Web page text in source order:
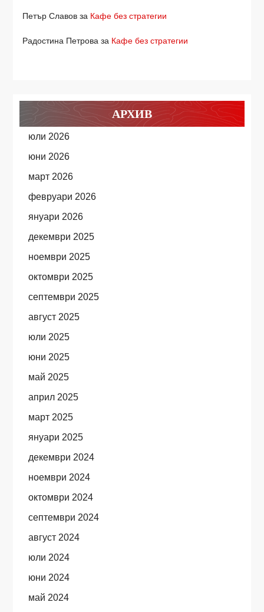
Петър Славов за Кафе без стратегии
Радостина Петрова за Кафе без стратегии
АРХИВ
юли 2026
юни 2026
март 2026
февруари 2026
януари 2026
декември 2025
ноември 2025
октомври 2025
септември 2025
август 2025
юли 2025
юни 2025
май 2025
април 2025
март 2025
януари 2025
декември 2024
ноември 2024
октомври 2024
септември 2024
август 2024
юли 2024
юни 2024
май 2024